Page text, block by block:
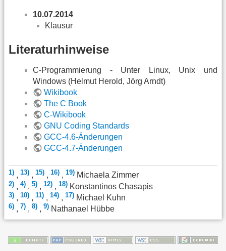
10.07.2014
Klausur
Literaturhinweise
C-Programmierung - Unter Linux, Unix und
Windows (Helmut Herold, Jörg Arndt)
Wikibook
The C Book
C-Wikibook
GNU Coding Standards
GCC-4.6-Änderungen
GCC-4.7-Änderungen
1) , 13) , 15) , 16) , 19) Michaela Zimmer
2) , 4) , 5) , 12) , 18) Konstantinos Chasapis
3) , 10) , 11) , 14) , 17) Michael Kuhn
6) , 7) , 8) , 9) Nathanael Hübbe